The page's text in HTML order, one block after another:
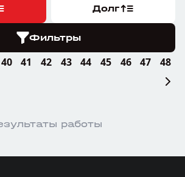
Долг
Фильтры
40 41 42 43 44 45 46 47
48
работы